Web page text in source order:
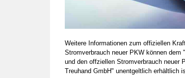
Weitere Informationen zum offiziellen
Stromverbrauch neuer PKW können
und den offziellen Stromverbrauch neuer
Treuhand GmbH" unentgeltlich erhältlich